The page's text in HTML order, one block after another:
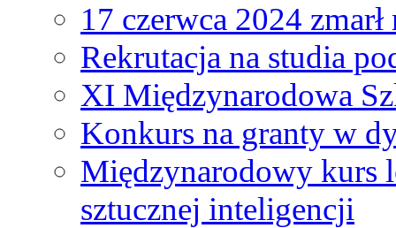
17 czerwca 2024
Rekrutacja na studia
XI Międzynarodowa
Konkurs na granty w
Międzynarodowy kurs
sztucznej inteligencji